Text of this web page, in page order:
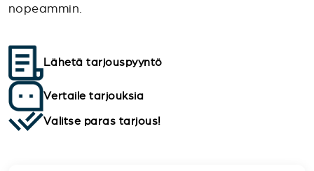
nopeammin.
Lähetä tarjouspyyntö
Vertaile tarjouksia
Valitse paras tarjous!